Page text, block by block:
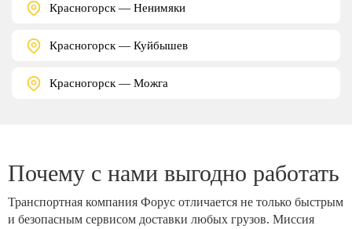
Красногорск — Ненимяки
Красногорск — Куйбышев
Красногорск — Можга
Почему с нами выгодно работать
Транспортная компания Форус отличается не только быстрым
и безопасным сервисом доставки любых грузов. Миссия